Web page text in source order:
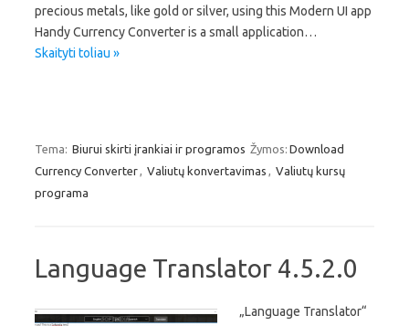
precious metals, like gold or silver, using this Modern UI app
Handy Currency Converter is a small application…
Skaityti toliau »
Tema: Biurui skirti įrankiai ir programos Žymos: Download
Currency Converter
Valiutų konvertavimas
Valiutų kursų
programa
Language Translator 4.5.2.0
„Language Translator“